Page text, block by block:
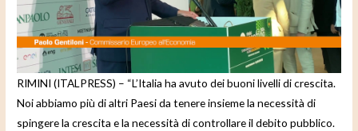
e
o
RIMINI (ITALPRESS) – “L’Italia ha avuto dei buoni livelli di crescita.
Noi abbiamo più di altri Paesi da tenere insieme la necessità di
spingere la crescita e la necessità di controllare il debito pubblico.